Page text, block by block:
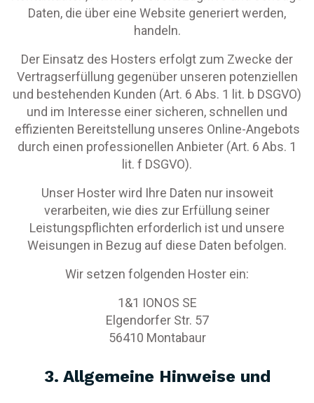
Daten, die über eine Website generiert werden,
handeln.
Der Einsatz des Hosters erfolgt zum Zwecke der
Vertragserfüllung gegenüber unseren potenziellen
und bestehenden Kunden (Art. 6 Abs. 1 lit. b DSGVO)
und im Interesse einer sicheren, schnellen und
effizienten Bereitstellung unseres Online-Angebots
durch einen professionellen Anbieter (Art. 6 Abs. 1
lit. f DSGVO).
Unser Hoster wird Ihre Daten nur insoweit
verarbeiten, wie dies zur Erfüllung seiner
Leistungspflichten erforderlich ist und unsere
Weisungen in Bezug auf diese Daten befolgen.
Wir setzen folgenden Hoster ein:
1&1 IONOS SE
Elgendorfer Str. 57
56410 Montabaur
3. Allgemeine Hinweise und